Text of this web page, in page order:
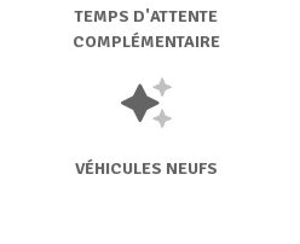
TEMPS D'ATTENTE
COMPLÉMENTAIRE
VÉHICULES NEUFS